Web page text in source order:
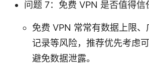
问题 7：免费 VPN 是否值得信
免费 VPN 常常有数据上限
记录等风险，推荐优先考虑
避免数据泄露。